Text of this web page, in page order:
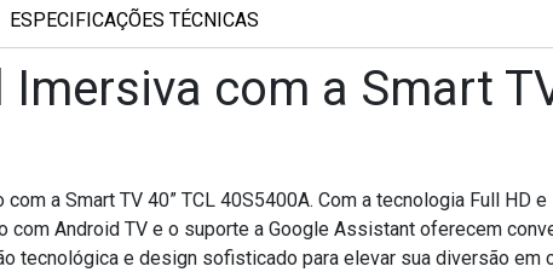
ESPECIFICAÇÕES TÉCNICAS
com a Smart
a Smart TV 40” TCL 40S5400A. Com a tecnologia Full HD
Android TV e o suporte a Google Assistant oferecem
tecnológica e design sofisticado para elevar sua diversão em